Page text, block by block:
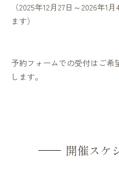
（2025年12月27日～2026年1
ます）
予約フォームでの受付はご
します。
開催スケ